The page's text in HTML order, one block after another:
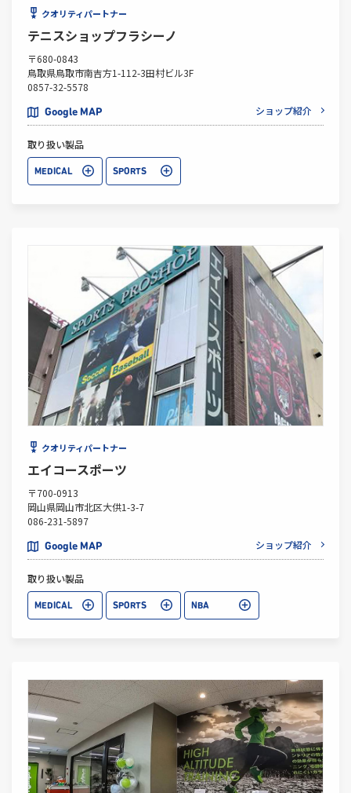
クオリティパートナー
テニスショップフラシーノ
〒680-0843
鳥取県鳥取市南吉方1-112-3田村ビル3F
0857-32-5578
Google MAP ショップ紹介
取り扱い製品
MEDICAL SPORTS
クオリティパートナー
エイコースポーツ
〒700-0913
岡山県岡山市北区大供1-3-7
086-231-5897
Google MAP ショップ紹介
取り扱い製品
MEDICAL SPORTS NBA